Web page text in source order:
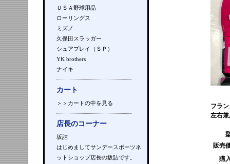
ＵＳＡ野球用品
ローリングス
ミズノ
久保田スラッガー
シュアプレイ（ＳＰ）
YK brothers
ナイキ
カート
＞＞カートの中を見る
店長のコーナー
坂詰
はじめましてサンデースポーツネ
ットショップ店長の坂詰です。
フラ
左右
販売
購